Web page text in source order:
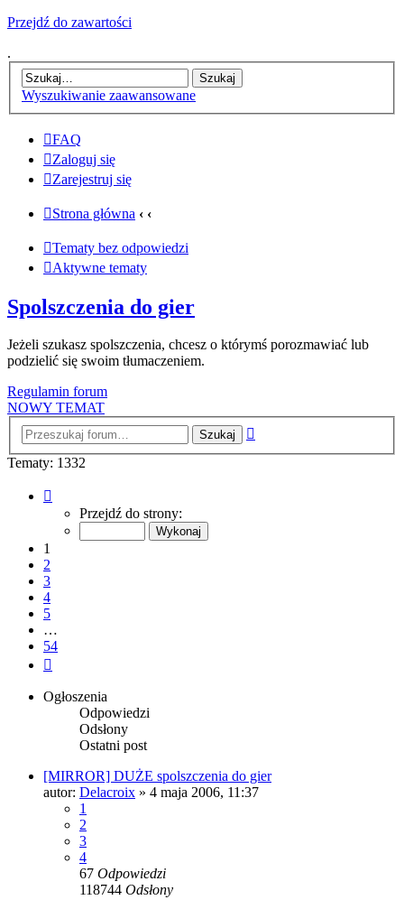
Przejdź do zawartości
.
Wyszukiwanie zaawansowane
FAQ
Zaloguj się
Zarejestruj się
Strona główna ‹ ‹
Tematy bez odpowiedzi
Aktywne tematy
Spolszczenia do gier
Jeżeli szukasz spolszczenia, chcesz o którymś porozmawiać lub
podzielić się swoim tłumaczeniem.
Regulamin forum
NOWY TEMAT
Tematy: 1332
Przejdź do strony:
1
2
3
4
5
…
54
Ogłoszenia
Odpowiedzi
Odsłony
Ostatni post
[MIRROR] DUŻE spolszczenia do gier
autor: Delacroix » 4 maja 2006, 11:37
1
2
3
4
67 Odpowiedzi
118744 Odsłony